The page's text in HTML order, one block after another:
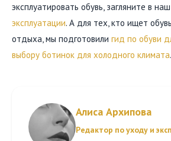
эксплуатировать обувь, загляните в
эксплуатации. А для тех, кто ищет
отдыха, мы подготовили гид по обуви
выбору ботинок для холодного климата.
Алиса Архипова
Редактор по уходу и